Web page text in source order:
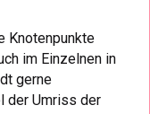
Knotenpunkte
im Einzelnen in
gerne
der Umriss der